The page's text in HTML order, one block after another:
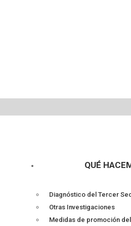
QUÉ
Diagnóstico del Tercer
Otras Investigaciones
Medidas de promoción del